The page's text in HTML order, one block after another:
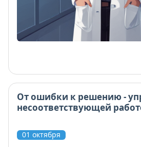
От ошибки к решению -
несоответствующей
01 октября